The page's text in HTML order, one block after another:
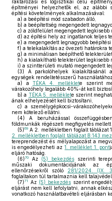
raktározási és logisztikai célú
építményei helyezhetők el, az alábbi
építési követelmények alkalmazásával:
a) a beépítési mód szabadon álló,
b) a beépítettség megengedett
c) a zöldfelület megengedett legkisebb
d) az építési hely az ingatlanok teljes
e) a megengedett legnagyobb beépítési
f) a telekalakítás az övezeti határokra
g) a minimálisan beépíthető
h) a kialakítható telekterület legkisebb
i) a szintterületi mutató megengedett
(3) A parkolóhelyek kialakításánál
egységek rendeltetésszerű használatához
a) a TÉKA 4. melléklete szerint
várakozóhely legalább 40%-át kell
b) a TÉKA 5. melléklete szerint
ának elhelyezését kell biztosítani,
c) a személygépkocsi-
nem kötelező ellátni.
(4) A beruházással
földmunkák régészeti megfigyelés mellett
(5)69 A 2. mellékletben foglalt táblázat
2. mellékletben foglalt táblázat B:143
tereprendezést és mélyalapozást a
is engedélyezheti az1. melléklet 1. pont
eljáró hatóság.
(6)70 Az (5) bekezdésszerinti
műszaki dokumentációjának az
ellenőrzésekről szóló 281/2024. (IX.
foglaltakon túl tartalmaznia kell
(7)71 Az (5) bekezdésszerint
eljárást nem kell lefolytatni, annak
vonatkozó használatbavételi eljárásban